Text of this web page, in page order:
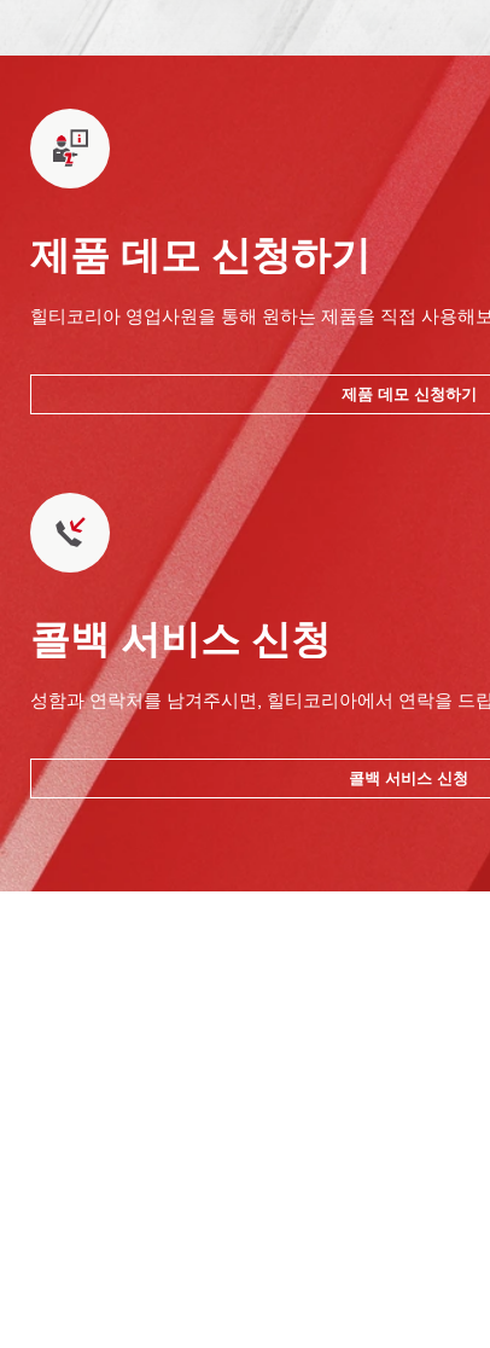
제품 데모 신청하기
힐티코리아 영업사원을 통해 원하는 제품을 직접 사용해
제품 데모 신청하기
콜백 서비스 신청
성함과 연락처를 남겨주시면, 힐티코리아에서 연락을 드
콜백 서비스 신청